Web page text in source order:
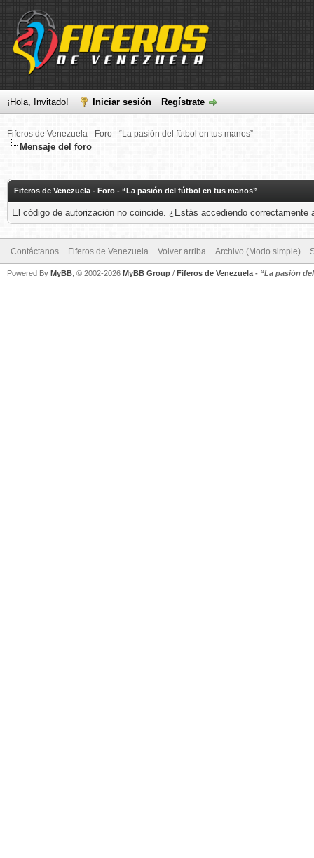
¡Hola, Invitado! Iniciar sesión Regístrate
Fiferos de Venezuela - Foro - “La pasión del fútbol en tus manos”
Mensaje del foro
Fiferos de Venezuela - Foro - “La pasión del fútbol en tus manos”
El código de autorización no coincide. ¿Estás accediendo
Contáctanos Fiferos de Venezuela Volver arriba Archivo (Modo simple)
Powered By MyBB , © 2002-2026 MyBB Group / Fiferos de Venezuela - “La pasión